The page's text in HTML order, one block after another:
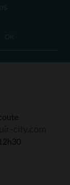
OK